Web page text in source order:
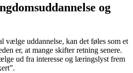
og
vælge uddannelse, kan det føles som et
er, at mange skifter retning senere.
ud fra interesse og læringslyst frem